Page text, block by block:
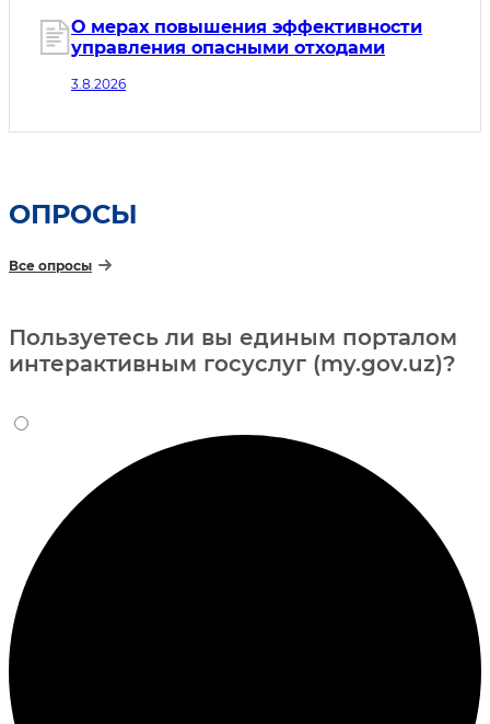
в силу 04.08.2026
О мерах повышения эффективности
управления опасными отходами
3.8.2026
ОПРОСЫ
Все опросы
Пользуетесь ли вы единым порталом
интерактивным госуслуг (my.gov.uz)?